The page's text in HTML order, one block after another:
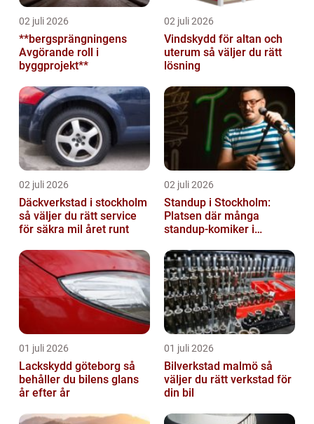
02 juli 2026
**bergsprängningens
Avgörande roll i
byggprojekt**
02 juli 2026
Vindskydd för altan och
uterum så väljer du rätt
lösning
02 juli 2026
Däckverkstad i stockholm
så väljer du rätt service
för säkra mil året runt
02 juli 2026
Standup i Stockholm:
Platsen där många
standup-komiker i
01 juli 2026
Lackskydd göteborg så
behåller du bilens glans
år efter år
01 juli 2026
Bilverkstad malmö så
väljer du rätt verkstad för
din bil